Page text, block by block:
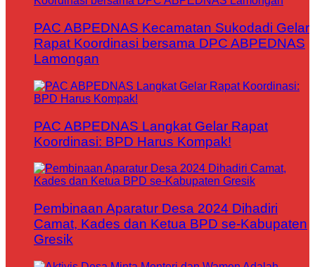
PAC ABPEDNAS Kecamatan Sukodadi Gelar
Rapat Koordinasi bersama DPC ABPEDNAS
Lamongan
PAC ABPEDNAS Langkat Gelar Rapat
Koordinasi: BPD Harus Kompak!
Pembinaan Aparatur Desa 2024 Dihadiri
Camat, Kades dan Ketua BPD se-Kabupaten
Gresik